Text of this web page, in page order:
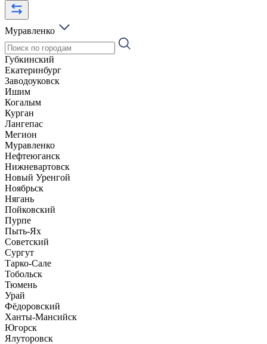
Муравленко
Губкинский
Екатеринбург
Заводоуковск
Ишим
Когалым
Курган
Лангепас
Мегион
Муравленко
Нефтеюганск
Нижневартовск
Новый Уренгой
Ноябрьск
Нягань
Пойковский
Пурпе
Пыть-Ях
Советский
Сургут
Тарко-Сале
Тобольск
Тюмень
Урай
Фёдоровский
Ханты-Мансийск
Югорск
Ялуторовск